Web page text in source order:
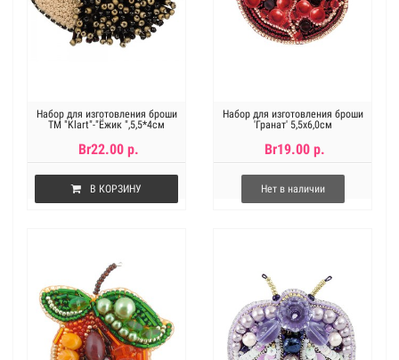
Набор для изготовления броши
ТМ "Klart"-"Ёжик ",5,5*4см
Br22.00 р.
В КОРЗИНУ
Набор для изготовления броши
'Гранат' 5,5х6,0см
Br19.00 р.
Нет в наличии